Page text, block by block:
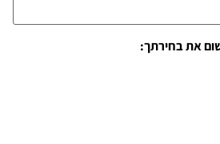
את בחירתך: